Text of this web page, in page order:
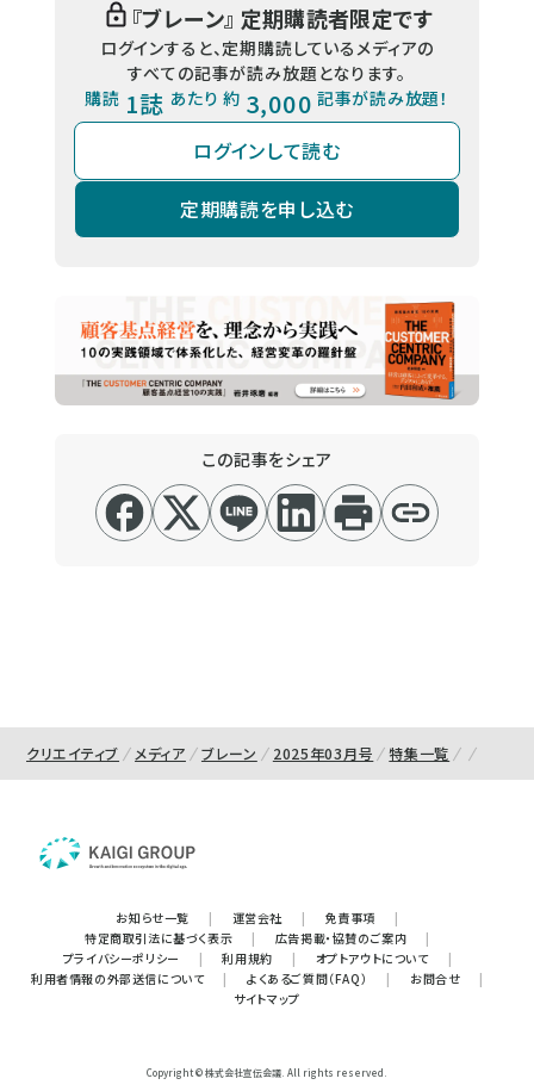
『ブレーン』 定期購読者限定です
ログインすると、定期購読しているメディアの
すべての記事が読み放題となります。
購読 1誌 あたり 約 3,000 記事が読み放題！
ログインして読む
定期購読を申し込む
この記事をシェア
クリエイティブ メディア ブレーン 2025年03月号 特集一覧
お知らせ一覧 | 運営会社 | 免責事項
|
特定商取引法に基づく表示
| 広告掲載・協賛のご案内
|
プライバシーポリシー
| 利用規約 | オプトアウトについて
|
利用者情報の外部送信について
| よくあるご質問（FAQ） | お問合せ
|
サイトマップ
Copyright © 株式会社宣伝会議. All rights reserved.